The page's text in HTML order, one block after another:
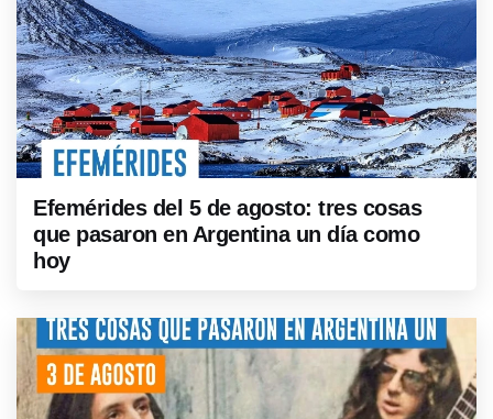
Efemérides del 5 de agosto: tres cosas
que pasaron en Argentina un día como
hoy